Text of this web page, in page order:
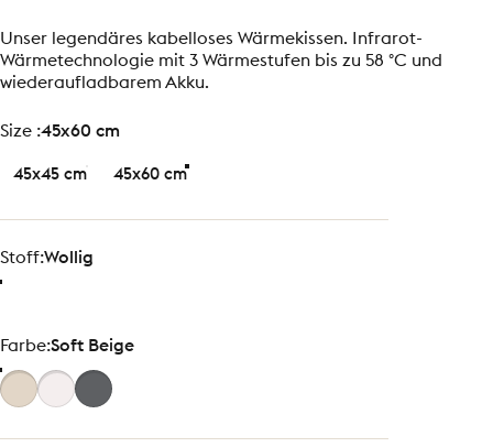
Unser legendäres kabelloses Wärmekissen. Infrarot-
Wärmetechnologie mit 3 Wärmestufen bis zu 58 °C und
wiederaufladbarem Akku.
size
Size :45x60 cm
45x45 cm 45x60 cm
Stoff
Stoff:Wollig
Farbe
Farbe:Soft Beige